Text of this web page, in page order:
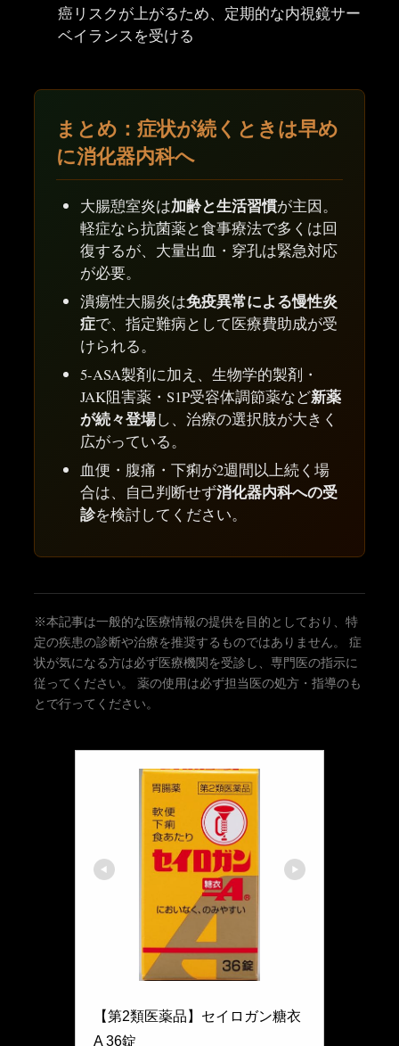
癌リスクが上がるため、定期的な内視鏡サー
ベイランスを受ける
まとめ：症状が続くときは早め
に消化器内科へ
大腸憩室炎は加齢と生活習慣が主因。
軽症なら抗菌薬と食事療法で多くは回
復するが、大量出血・穿孔は緊急対応
が必要。
潰瘍性大腸炎は免疫異常による慢性炎
症で、指定難病として医療費助成が受
けられる。
5-ASA製剤に加え、生物学的製剤・
JAK阻害薬・S1P受容体調節薬など新薬
が続々登場し、治療の選択肢が大きく
広がっている。
血便・腹痛・下痢が2週間以上続く場
合は、自己判断せず消化器内科への受
診を検討してください。
※本記事は一般的な医療情報の提供を目的としており、特
定の疾患の診断や治療を推奨するものではありません。 症
状が気になる方は必ず医療機関を受診し、専門医の指示に
従ってください。 薬の使用は必ず担当医の処方・指導のも
とで行ってください。
【第2類医薬品】セイロガン糖衣
A 36錠